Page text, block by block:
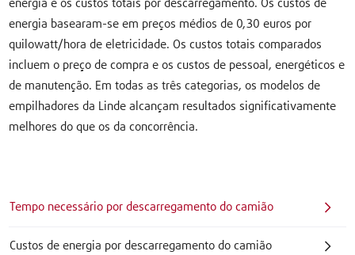
energia e os custos totais por descarregamento. Os custos de
energia basearam-se em preços médios de 0,30 euros por
quilowatt/hora de eletricidade. Os custos totais comparados
incluem o preço de compra e os custos de pessoal, energéticos e
de manutenção. Em todas as três categorias, os modelos de
empilhadores da Linde alcançam resultados significativamente
melhores do que os da concorrência.
Tempo necessário por descarregamento do camião
Custos de energia por descarregamento do camião